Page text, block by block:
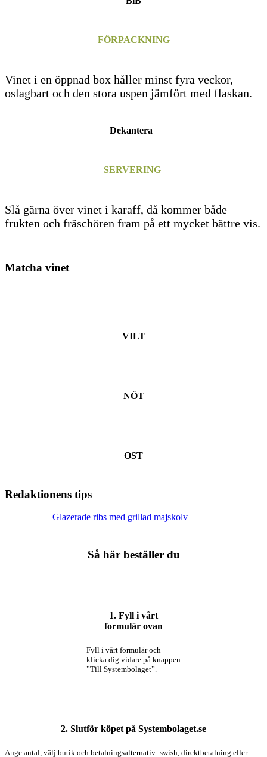
FÖRPACKNING
Vinet i en öppnad box håller minst fyra veckor,
oslagbart och den stora uspen jämfört med flaskan.
Dekantera
SERVERING
Slå gärna över vinet i karaff, då kommer både
frukten och fräschören fram på ett mycket bättre vis.
Matcha vinet
VILT
NÖT
OST
Redaktionens tips
Glazerade ribs med grillad majskolv
Så här beställer du
1. Fyll i vårt
formulär ovan
Fyll i vårt formulär och
klicka dig vidare på knappen
”Till Systembolaget”.
2. Slutför köpet på Systembolaget.se
Ange antal, välj butik och betalningsalternativ: swish, direktbetalning eller